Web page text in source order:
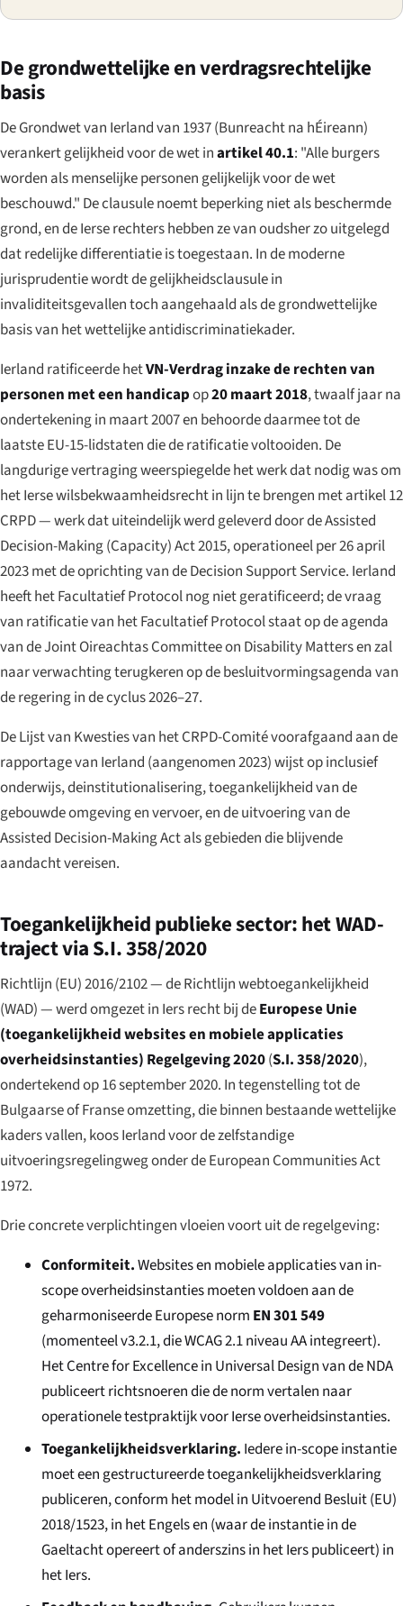
De grondwettelijke en verdragsrechtelijke
basis
De Grondwet van Ierland van 1937 (Bunreacht na hÉireann)
verankert gelijkheid voor de wet inartikel 40.1: "Alle burgers
worden als menselijke personen gelijkelijk voor de wet
beschouwd." De clausule noemt beperking niet als beschermde
grond, en de Ierse rechters hebben ze van oudsher zo uitgelegd
dat redelijke differentiatie is toegestaan. In de moderne
jurisprudentie wordt de gelijkheidsclausule in
invaliditeitsgevallen toch aangehaald als de grondwettelijke
basis van het wettelijke antidiscriminatiekader.
Ierland ratificeerde hetVN-Verdrag inzake de rechten van
personen met een handicapop20 maart 2018, twaalf jaar na
ondertekening in maart 2007 en behoorde daarmee tot de
laatste EU-15-lidstaten die de ratificatie voltooiden. De
langdurige vertraging weerspiegelde het werk dat nodig was om
het Ierse wilsbekwaamheidsrecht in lijn te brengen met artikel 12
CRPD — werk dat uiteindelijk werd geleverd door de Assisted
Decision-Making (Capacity) Act 2015, operationeel per 26 april
2023 met de oprichting van de Decision Support Service. Ierland
heeft het Facultatief Protocol nog niet geratificeerd; de vraag
van ratificatie van het Facultatief Protocol staat op de agenda
van de Joint Oireachtas Committee on Disability Matters en zal
naar verwachting terugkeren op de besluitvormingsagenda van
de regering in de cyclus 2026–27.
De Lijst van Kwesties van het CRPD-Comité voorafgaand aan de
rapportage van Ierland (aangenomen 2023) wijst op inclusief
onderwijs, deinstitutionalisering, toegankelijkheid van de
gebouwde omgeving en vervoer, en de uitvoering van de
Assisted Decision-Making Act als gebieden die blijvende
aandacht vereisen.
Toegankelijkheid publieke sector: het WAD-
traject via S.I. 358/2020
Richtlijn (EU) 2016/2102 — de Richtlijn webtoegankelijkheid
(WAD) — werd omgezet in Iers recht bij deEuropese Unie
(toegankelijkheid websites en mobiele applicaties
overheidsinstanties) Regelgeving 2020(S.I. 358/2020),
ondertekend op 16 september 2020. In tegenstelling tot de
Bulgaarse of Franse omzetting, die binnen bestaande wettelijke
kaders vallen, koos Ierland voor de zelfstandige
uitvoeringsregelingweg onder de European Communities Act
1972.
Drie concrete verplichtingen vloeien voort uit de regelgeving:
Conformiteit.Websites en mobiele applicaties van in-
scope overheidsinstanties moeten voldoen aan de
geharmoniseerde Europese norm EN 301 549
(momenteel v3.2.1, die WCAG 2.1 niveau AA integreert).
Het Centre for Excellence in Universal Design van de NDA
publiceert richtsnoeren die de norm vertalen naar
operationele testpraktijk voor Ierse overheidsinstanties.
Toegankelijkheidsverklaring. Iedere in-scope instantie
moet een gestructureerde toegankelijkheidsverklaring
publiceren, conform het model in Uitvoerend Besluit (EU)
2018/1523, in het Engels en (waar de instantie in de
Gaeltacht opereert of anderszins in het Iers publiceert) in
het Iers.